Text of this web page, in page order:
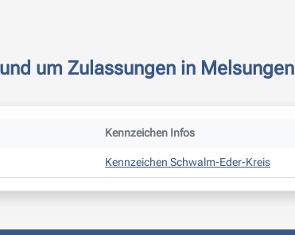
um Zulassungen in Melsungen
Kennzeichen Infos
Kennzeichen Schwalm-Eder-Kreis